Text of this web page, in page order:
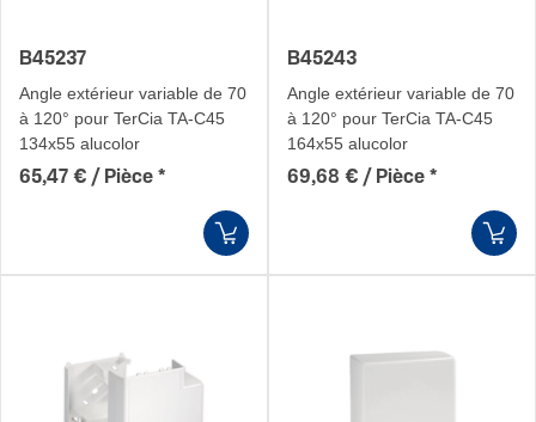
B45237
Angle extérieur variable de 70
à 120° pour TerCia TA-C45
134x55 alucolor
65,47 € / Pièce *
B45243
Angle extérieur variable de 70
à 120° pour TerCia TA-C45
164x55 alucolor
69,68 € / Pièce *